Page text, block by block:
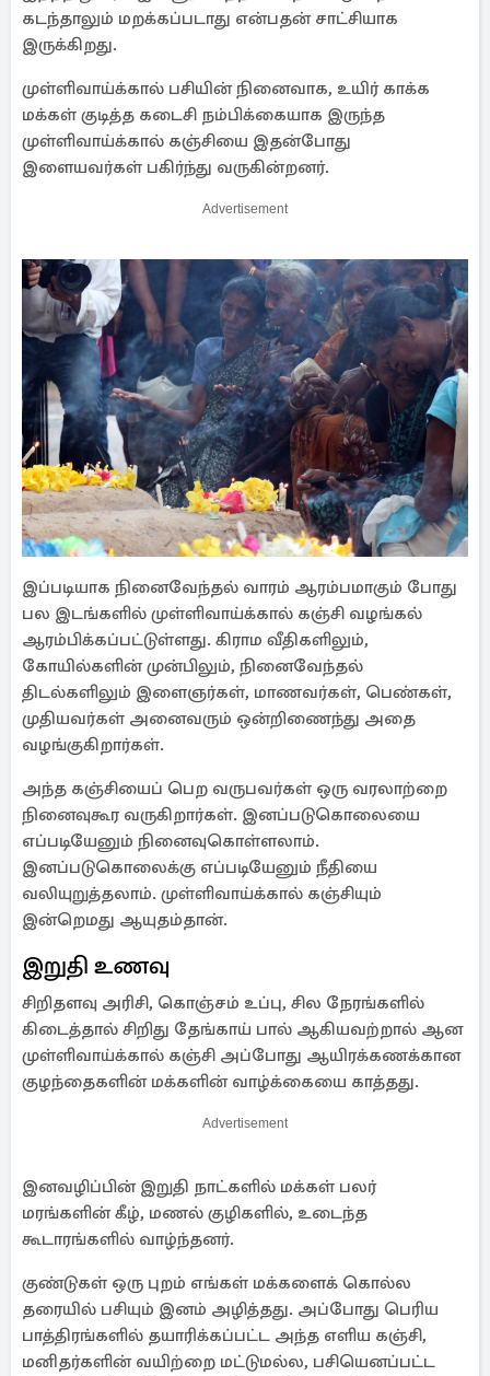
கடந்தாலும் மறக்கப்படாது என்பதன் சாட்சியாக
இருக்கிறது.
முள்ளிவாய்க்கால் பசியின் நினைவாக, உயிர் காக்க
மக்கள் குடித்த கடைசி நம்பிக்கையாக இருந்த
முள்ளிவாய்க்கால் கஞ்சியை இதன்போது
இளையவர்கள் பகிர்ந்து வருகின்றனர்.
Advertisement
இப்படியாக நினைவேந்தல் வாரம் ஆரம்பமாகும் போது
பல இடங்களில் முள்ளிவாய்க்கால் கஞ்சி வழங்கல்
ஆரம்பிக்கப்பட்டுள்ளது. கிராம வீதிகளிலும்,
கோயில்களின் முன்பிலும், நினைவேந்தல்
திடல்களிலும் இளைஞர்கள், மாணவர்கள், பெண்கள்,
முதியவர்கள் அனைவரும் ஒன்றிணைந்து அதை
வழங்குகிறார்கள்.
அந்த கஞ்சியைப் பெற வருபவர்கள் ஒரு வரலாற்றை
நினைவுகூர வருகிறார்கள். இனப்படுகொலையை
எப்படியேனும் நினைவுகொள்ளலாம்.
இனப்படுகொலைக்கு எப்படியேனும் நீதியை
வலியுறுத்தலாம். முள்ளிவாய்க்கால் கஞ்சியும்
இன்றெமது ஆயுதம்தான்.
இறுதி உணவு
சிறிதளவு அரிசி, கொஞ்சம் உப்பு, சில நேரங்களில்
கிடைத்தால் சிறிது தேங்காய் பால் ஆகியவற்றால் ஆன
முள்ளிவாய்க்கால் கஞ்சி அப்போது ஆயிரக்கணக்கான
குழந்தைகளின் மக்களின் வாழ்க்கையை காத்தது.
Advertisement
இனவழிப்பின் இறுதி நாட்களில் மக்கள் பலர்
மரங்களின் கீழ், மணல் குழிகளில், உடைந்த
கூடாரங்களில் வாழ்ந்தனர்.
குண்டுகள் ஒரு புறம் எங்கள் மக்களைக் கொல்ல
தரையில் பசியும் இனம் அழித்தது. அப்போது பெரிய
பாத்திரங்களில் தயாரிக்கப்பட்ட அந்த எளிய கஞ்சி,
மனிதர்களின் வயிற்றை மட்டுமல்ல, பசியெனப்பட்ட